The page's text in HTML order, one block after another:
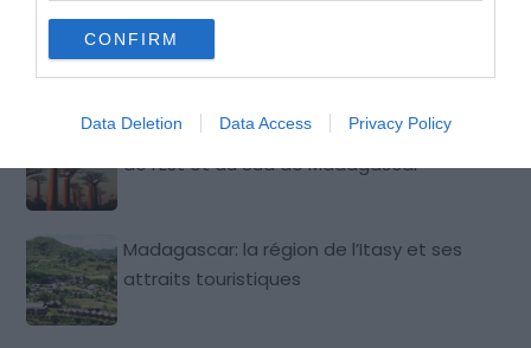
CONFIRM
Data Deletion Data Access Privacy Policy
Visiter Ramena, la plus belle plage de
Madagascar
Les richesses faunistiques et floristiques
de l’Est et du Sud de Madagascar
Madagascar: la région de l’Itasy et ses
attraits touristiques